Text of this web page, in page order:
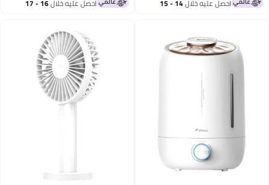
احصل عليه خلال 14 - 15
اغسطس
احصل عليه خلال 16 - 17
اغسطس